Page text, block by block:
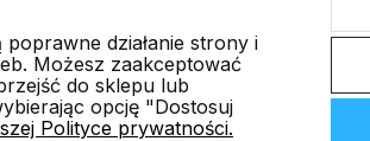
działanie strony i
Możesz zaakceptować
do sklepu lub
opcję "Dostosuj
Polityce prywatności.